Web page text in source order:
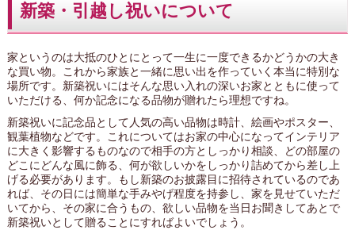
新築・引越し祝いについて
家というのは大抵のひとにとって一生に一度できるかどうかの大き
な買い物。これから家族と一緒に思い出を作っていく本当に特別な
場所です。新築祝いにはそんな思い入れの深いお家とともに使って
いただける、何か記念になる品物が贈れたら理想ですね。
新築祝いに記念品として人気の高い品物は時計、絵画やポスター、
観葉植物などです。これについてはお家の中心になってインテリア
に大きく影響するものなので相手の方としっかり相談、どの部屋の
どこにどんな風に飾る、何が欲しいかをしっかり詰めてから差し上
げる必要があります。もし新築のお披露目に招待されているのであ
れば、その日には簡単な手みやげ程度を持参し、家を見せていただ
いてから、その家に合うもの、欲しい品物を当日お聞きしてあとで
新築祝いとして贈ることにすればよいでしょう。